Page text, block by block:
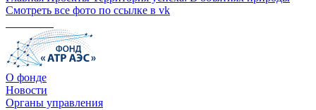
Смотреть все фото по ссылке в vk
О фонде
Новости
Органы управления